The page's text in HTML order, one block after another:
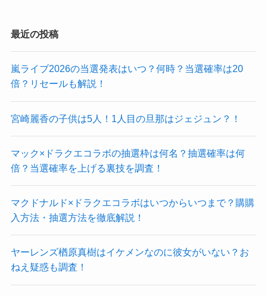
最近の投稿
嵐ライブ2026の当選発表はいつ？何時？当選確率は20
倍？リセールも解説！
宮崎麗香の子供は5人！1人目の旦那はジェジュン？！
マック×ドラクエコラボの抽選枠は何名？抽選確率は何
倍？当選確率を上げる裏技を調査！
マクドナルド×ドラクエコラボはいつからいつまで？購購
入方法・抽選方法を徹底解説！
ヤーレンズ楢原真樹はイケメンなのに彼女がいない？お
ねえ疑惑も調査！